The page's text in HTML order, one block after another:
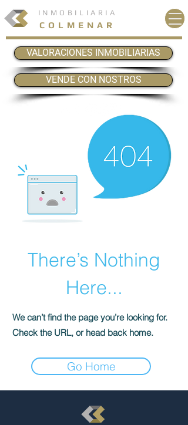
INMOBILIARIA
COLMENAR
VALORACIONES INMOBILIARIAS
VENDE CON NOSTROS
There’s Nothing
Here...
We can’t find the page you’re looking for.
Check the URL, or head back home.
Go Home